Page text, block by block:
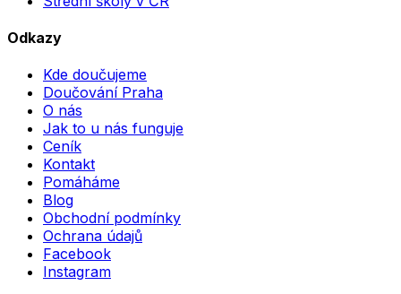
Odkazy
Kde doučujeme
Doučování Praha
O nás
Jak to u nás funguje
Ceník
Kontakt
Pomáháme
Blog
Obchodní podmínky
Ochrana údajů
Facebook
Instagram